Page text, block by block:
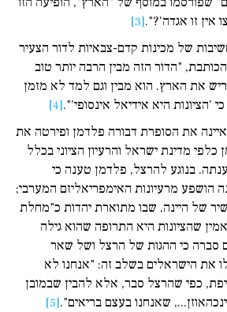
זו אגדה'?".[3]
של מכינות קדם-צבאיות לדור הצעיר
"הדור הזה מבין הרבה יותר טוב
את הארץ. הוא מבין וגם למד לא מזמן
'הציונות היא אידיאל אינסופי'".[4]
את הסופרת דבורה פלדמן ופירטה את
מדינת ישראל והרעיון הציוני בכלל
בנוגע להרצל, פלדמן טענה כי
הושפע מרעיונות האימפריאליזם המערבי;
של היינה, שבו מתוארת יהדות כ"מחלת
שהציונות היא התרופה שהוא גילה
סברה כי ההגות של הרצל ושל שאר
את הישראלים בשלב זה: "אנחנו לא
כפי שהרצל סבר, אלא להבין שבמובן
שאנחנו בעצם בריאים".[5]